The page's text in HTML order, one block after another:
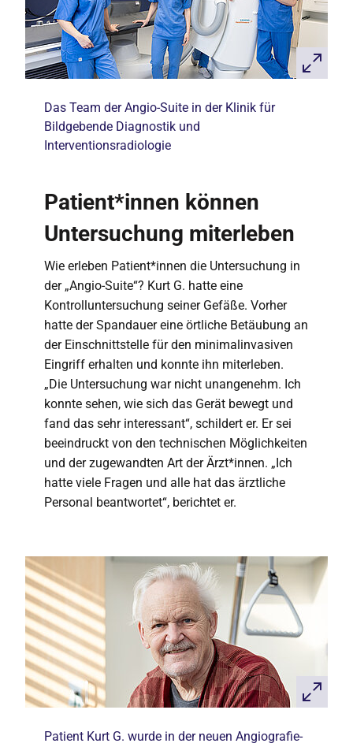
Das Team der Angio-Suite in der Klinik für
Bildgebende Diagnostik und
Interventionsradiologie
Patient*innen können
Untersuchung miterleben
Wie erleben Patient*innen die Untersuchung in
der „Angio-Suite“? Kurt G. hatte eine
Kontrolluntersuchung seiner Gefäße. Vorher
hatte der Spandauer eine örtliche Betäubung an
der Einschnittstelle für den minimalinvasiven
Eingriff erhalten und konnte ihn miterleben.
„Die Untersuchung war nicht unangenehm. Ich
konnte sehen, wie sich das Gerät bewegt und
fand das sehr interessant“, schildert er. Er sei
beeindruckt von den technischen Möglichkeiten
und der zugewandten Art der Ärzt*innen. „Ich
hatte viele Fragen und alle hat das ärztliche
Personal beantwortet“, berichtet er.
Patient Kurt G. wurde in der neuen Angiografie-